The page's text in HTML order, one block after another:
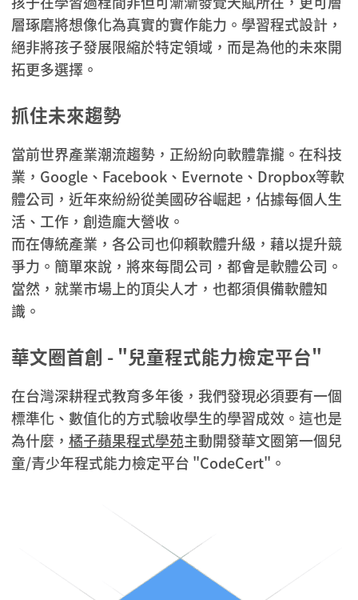
層琢磨將想像化為真實的實作能力。學習程式設計，
絕非將孩子發展限縮於特定領域，而是為他的未來開
拓更多選擇。
抓住未來趨勢
當前世界產業潮流趨勢，正紛紛向軟體靠攏。在科技
業，Google、Facebook、Evernote、Dropbox等軟
體公司，近年來紛紛從美國矽谷崛起，佔據每個人生
活、工作，創造龐大營收。
而在傳統產業，各公司也仰賴軟體升級，藉以提升競
爭力。簡單來說，將來每間公司，都會是軟體公司。
當然，就業市場上的頂尖人才，也都須俱備軟體知
識。
華文圈首創 - "兒童程式能力檢定平台"
在台灣深耕程式教育多年後，我們發現必須要有一個
標準化、數值化的方式驗收學生的學習成效。這也是
為什麼， 橘子蘋果程式學苑主動開發華文圈第一個兒
童/青少年程式能力檢定平台 "CodeCert"。